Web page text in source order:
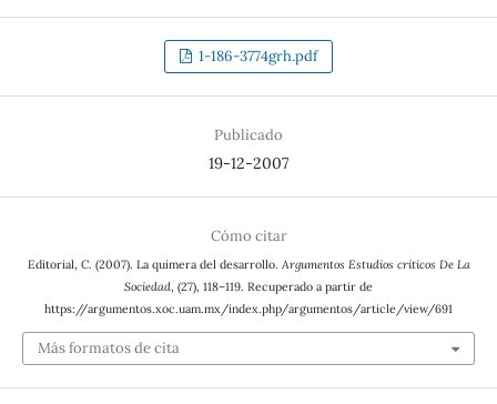
1-186-3774grh.pdf
Publicado
19-12-2007
Cómo citar
Editorial, C. (2007). La quimera del desarrollo. Argumentos Estudios críticos De La
Sociedad, (27), 118–119. Recuperado a partir de
https://argumentos.xoc.uam.mx/index.php/argumentos/article/view/691
Más formatos de cita